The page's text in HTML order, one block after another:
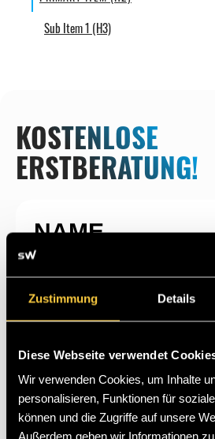
Zustimmung Details
Diese Webseite verwendet
Wir verwenden Cookies, um Inhalte
personalisieren, Funktionen für
können und die Zugriffe auf unsere
Außerdem geben wir Informationen
Sub Item 1 (H3)
KOSTENLOSE
ERSTBERATUNG!
NAME
E-MAIL